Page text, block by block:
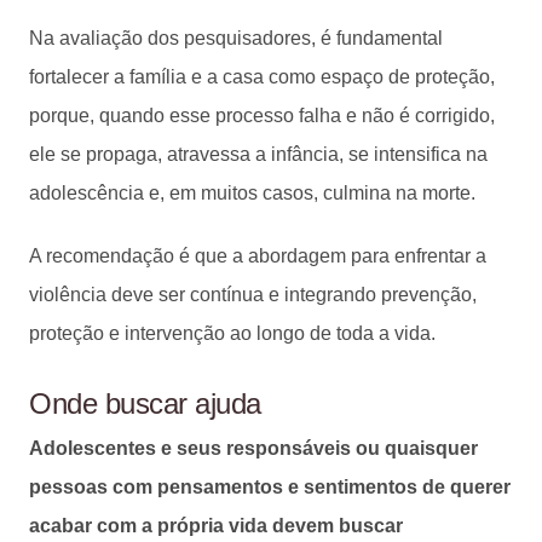
Na avaliação dos pesquisadores, é fundamental
fortalecer a família e a casa como espaço de proteção,
porque, quando esse processo falha e não é corrigido,
ele se propaga, atravessa a infância, se intensifica na
adolescência e, em muitos casos, culmina na morte.
A recomendação é que a abordagem para enfrentar a
violência deve ser contínua e integrando prevenção,
proteção e intervenção ao longo de toda a vida.
Onde buscar ajuda
Adolescentes e seus responsáveis ou quaisquer
pessoas com pensamentos e sentimentos de querer
acabar com a própria vida devem buscar